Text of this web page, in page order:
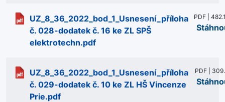
UZ_8_36_2022_bod_1_Usnesení_příloha
č. 028-dodatek č. 16 ke ZL SPŠ
elektrotechn.pdf
PDF |
UZ_8_36_2022_bod_1_Usnesení_příloha
č. 029-dodatek č. 10 ke ZL HŠ Vincenze
Prie.pdf
PDF |